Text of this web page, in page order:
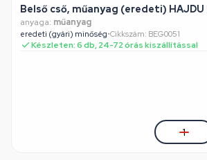
Belső cső, műanyag (eredeti) HAJDU
anyaga: műanyag
eredeti (gyári) minőség•Cikkszám: BEG0051
Készleten: 6 db, 24-72 órás kiszállítással